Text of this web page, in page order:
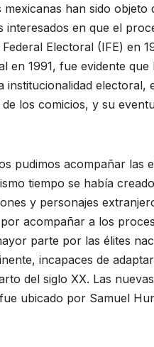
mexicanas han sido
interesados en que el
Electoral (IFE) en
en 1991, fue evidente
institucionalidad
los comicios, y su
pudimos acompañar
tiempo se había
y personajes
acompañar a los
parte por las élites
incapaces de
del siglo XX. Las
ubicado por Samuel